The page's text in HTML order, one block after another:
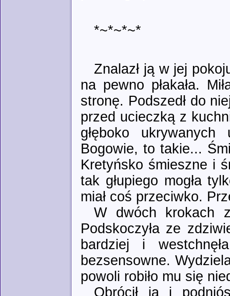
*~*~*~*
Znalazł ją w jej
na pewno płakała.
stronę. Podszedł do
przed ucieczką z
głęboko
Bogowie, to takie...
Kretyńsko śmieszne i
tak głupiego mogła
miał coś przeciwko.
W dwóch krokach
Podskoczyła ze
bardziej i
bezsensowne.
powoli robiło mu się
Obrócił ją i